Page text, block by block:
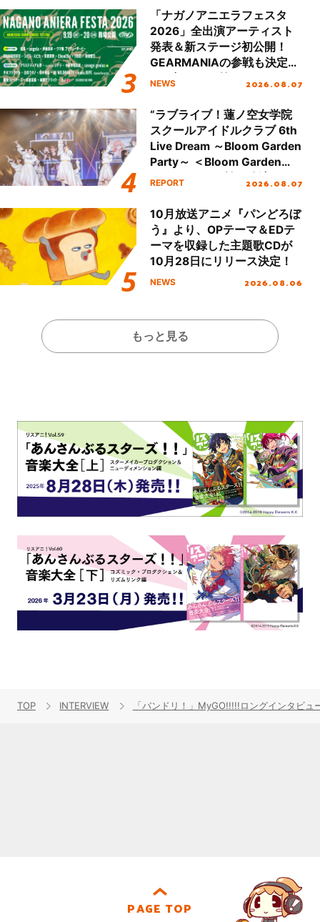
「ナガノアニエラフェスタ
2026」全出演アーティスト
発表＆新ステージ初公開！
GEARMANIAの参戦も決定
し、初となる第3ステージの
NEWS 2026.08.07
“ラブライブ！蓮ノ空女学院
スクールアイドルクラブ 6th
Live Dream ～Bloom Garden
Party～ ＜Bloom Garden
Party Stage／埼玉公演＞”
REPORT 2026.08.07
10月放送アニメ『パンどろぼ
う』より、OPテーマ＆EDテ
ーマを収録した主題歌CDが
10月28日にリリース決定！
NEWS 2026.08.06
もっと見る
TOP INTERVIEW 「バンドリ！」MyGO!!!!!ロングインタビ
PAGE TOP